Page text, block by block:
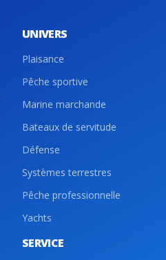
UNIVERS
Plaisance
Pêche sportive
Marine marchande
Bateaux de servitude
Défense
Systèmes terrestres
Pêche professionnelle
Yachts
SERVICE